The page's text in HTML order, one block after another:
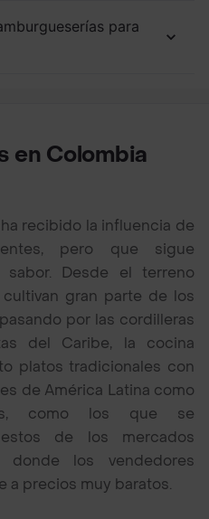
para
en Colombia
recibido la influencia de
pero que sigue
Desde el terreno
gran parte de los
por las cordilleras
del Caribe, la cocina
platos tradicionales con
de América Latina como
como los que se
de los mercados
donde los vendedores
a precios muy baratos.